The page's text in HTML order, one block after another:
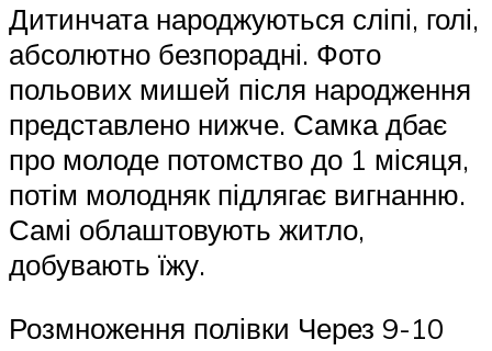
Дитинчата народжуються сліпі, голі,
абсолютно безпорадні. Фото
польових мишей після народження
представлено нижче. Самка дбає
про молоде потомство до 1 місяця,
потім молодняк підлягає вигнанню.
Самі облаштовують житло,
добувають їжу.
Розмноження полівки Через 9-10